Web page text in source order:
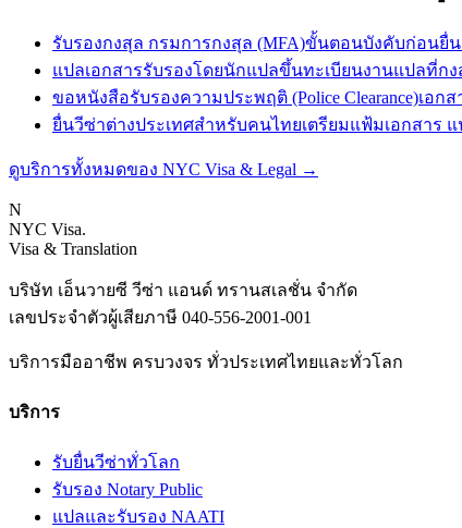
รับรองกงสุล กรมการกงสุล (MFA)ขั้นตอนบังคับก่อนยื่น
แปลเอกสารรับรองโดยนักแปลขึ้นทะเบียนงานแปลที่ก
ขอหนังสือรับรองความประพฤติ (Police Clearance)เอก
ยื่นวีซ่าต่างประเทศสำหรับคนไทยเตรียมแฟ้มเอกสาร
ดูบริการทั้งหมดของ NYC Visa & Legal →
N
NYC Visa.
Visa & Translation
บริษัท เอ็นวายซี วีซ่า แอนด์ ทรานสเลชั่น จำกัด
เลขประจำตัวผู้เสียภาษี 040-556-2001-001
บริการมืออาชีพ ครบวงจร ทั่วประเทศไทยและทั่วโลก
บริการ
รับยื่นวีซ่าทั่วโลก
รับรอง Notary Public
แปลและรับรอง NAATI